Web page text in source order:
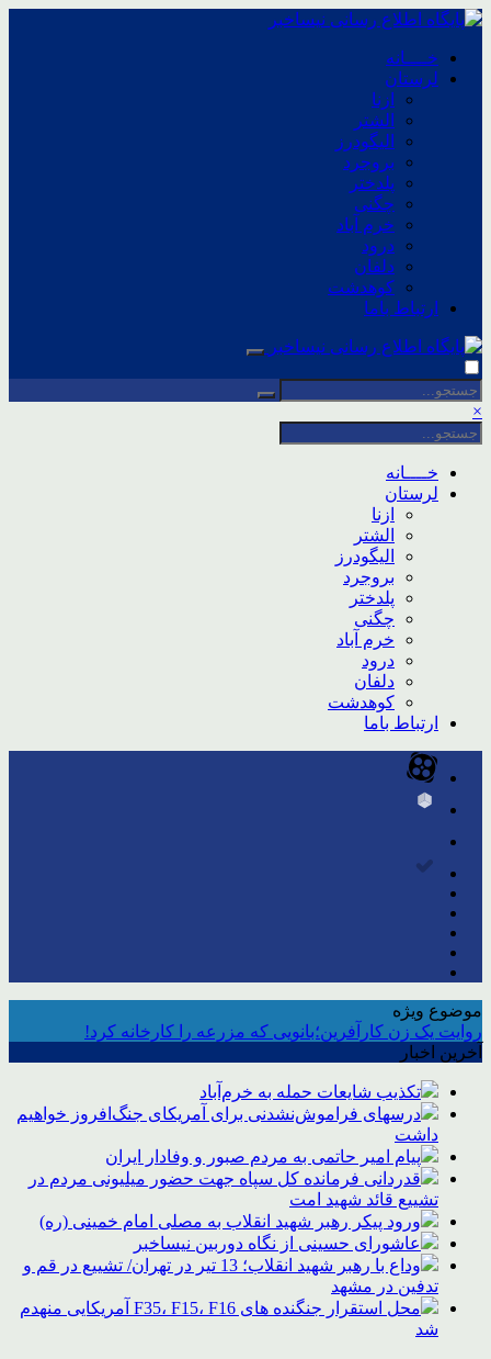
خــــانه
لرستان
ازنا
الشتر
الیگودرز
بروجرد
پلدختر
چگنی
خرم آباد
درود
دلفان
کوهدشت
ارتباط باما
×
خــــانه
لرستان
ازنا
الشتر
الیگودرز
بروجرد
پلدختر
چگنی
خرم آباد
درود
دلفان
کوهدشت
ارتباط باما
موضوع ویژه
روایت یک زن کارآفرین؛بانویی که مزرعه را کارخانه کرد!
آخرین اخبار
تکذیب شایعات حمله به خرم‌آباد
درسهای فراموش‌نشدنی برای آمریکای جنگ‌افروز خواهیم
داشت
پیام امیر حاتمی به مردم صبور و وفادار ایران
قدردانی فرمانده کل سپاه جهت حضور میلیونی مردم در
تشییع قائد شهید امت
ورود پیکر رهبر شهید انقلاب به مصلی امام خمینی (ره)
عاشورای حسینی از نگاه دوربین نیساخبر
وداع با رهبر شهید انقلاب؛ 13 تیر در تهران/ تشییع در قم و
تدفین در مشهد
محل استقرار جنگنده های F35، F15، F16 آمریکایی منهدم
شد